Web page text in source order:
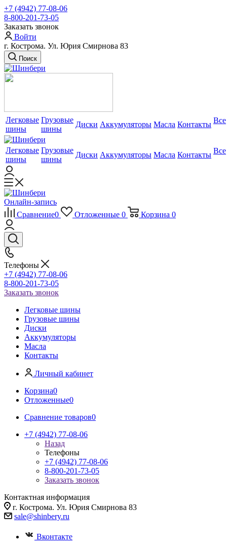
+7 (4942) 77-08-06
8-800-201-73-05
Заказать звонок
Войти
г. Кострома. Ул. Юрия Смирнова 83
Поиск
Легковые
шины
Грузовые
шины
Диски Аккумуляторы Масла Контакты Все
Легковые
шины
Грузовые
шины
Диски Аккумуляторы Масла Контакты Все
Онлайн-запись
Сравнение0 Отложенные 0 Корзина 0
Телефоны
+7 (4942) 77-08-06
8-800-201-73-05
Заказать звонок
Легковые шины
Грузовые шины
Диски
Аккумуляторы
Масла
Контакты
Личный кабинет
Корзина0
Отложенные0
Сравнение товаров0
+7 (4942) 77-08-06
Назад
Телефоны
+7 (4942) 77-08-06
8-800-201-73-05
Заказать звонок
Контактная информация
г. Кострома. Ул. Юрия Смирнова 83
sale@shinbery.ru
Вконтакте